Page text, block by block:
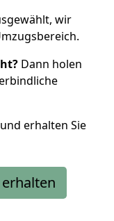
wir
Dann holen
erhalten Sie